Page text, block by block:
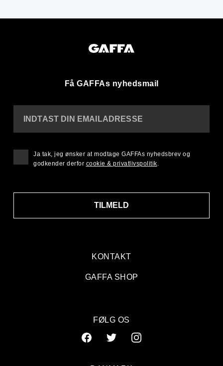
Få GAFFAs nyhedsmail
KONTAKT
GAFFA SHOP
INDTAST DIN EMAILADRESSE
TILMELD
Ja tak, jeg ønsker at modtage GAFFAs nyhedsbrev og
godkender derfor cookie & privatlivspolitik.
FØLG OS